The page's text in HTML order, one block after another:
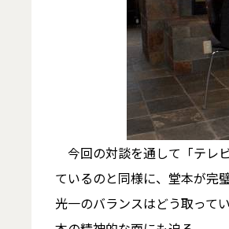
今回の対談を通して「テレ
ているのと同様に、堂本が完
光一のバランスはどう取って